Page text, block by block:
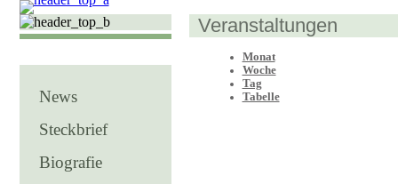
News
Steckbrief
Biografie
Veranstaltungen
Monat
Woche
Tag
Tabelle